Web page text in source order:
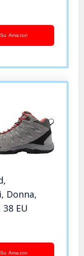
Amazon
Donna,
EU
Amazon